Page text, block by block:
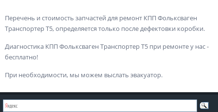
Перечень и стоимость запчастей для ремонт КПП Фольксваген
Транспортер Т5, определяется только после дефектовки коробки.
Диагностика КПП Фольксваген Транспортер Т5 при ремонте у нас -
бесплатно!
При необходимости, мы можем выслать эвакуатор.